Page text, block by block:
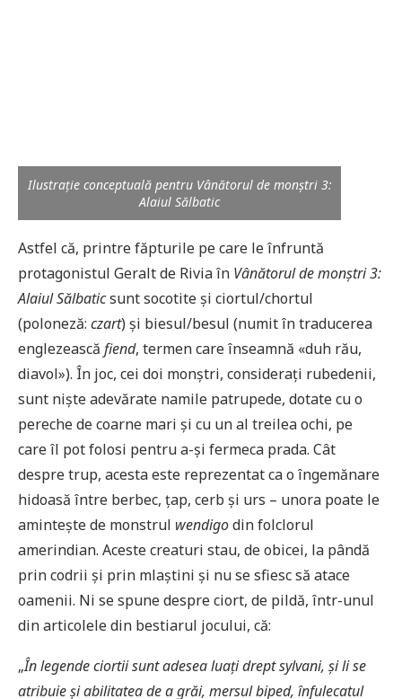
Ilustrație conceptuală pentru Vânătorul de monștri 3:
Alaiul Sălbatic
Astfel că, printre făpturile pe care le înfruntă
protagonistul Geralt de Rivia în Vânătorul de monștri 3:
Alaiul Sălbaticsunt socotite și ciortul/chortul
(poloneză: czart) și biesul/besul (numit în traducerea
englezească fiend, termen care înseamnă «duh rău,
diavol»). În joc, cei doi monștri, considerați rubedenii,
sunt niște adevărate namile patrupede, dotate cu o
pereche de coarne mari și cu un al treilea ochi, pe
care îl pot folosi pentru a-și fermeca prada. Cât
despre trup, acesta este reprezentat ca o îngemănare
hidoasă între berbec, țap, cerb și urs – unora poate le
amintește de monstrul wendigodin folclorul
amerindian. Aceste creaturi stau, de obicei, la pândă
prin codrii și prin mlaștini și nu se sfiesc să atace
oamenii. Ni se spune despre ciort, de pildă, într-unul
din articolele din bestiarul jocului, că:
„În legende ciortii sunt adesea luați dreptsylvani, și li se
atribuie și abilitatea de a grăi, mersul biped, înfulecatul